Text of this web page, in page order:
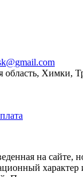
область, Химки,
на сайте,
характер